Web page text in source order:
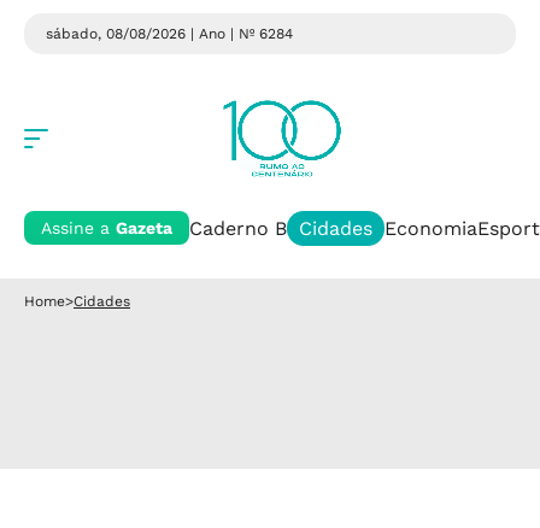
sábado, 08/08/2026 | Ano | Nº 6284
Assine a Gazeta Caderno B Cidades Economia
Home>Cidades